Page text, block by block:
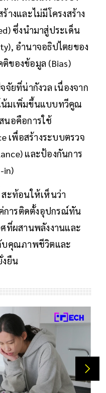
งและไม่มีโครงสร้าง
ซึ่งนำมาสู่ประเด็น
อำนาจอธิปไตยของ
ของข้อมูล (Bias)
ยที่น่ากังวล เนื่องจาก
น้มเพิ่มขึ้นแบบทวีคูณ
นอคือการใช้
เพื่อสร้างระบบตรวจ
และป้องกันการ
in)
ะท้อนให้เห็นว่า
การติดตั้งอุปกรณ์ทัน
ที่ผสานพลังงานและ
บคุณภาพชีวิตและ
งยืน